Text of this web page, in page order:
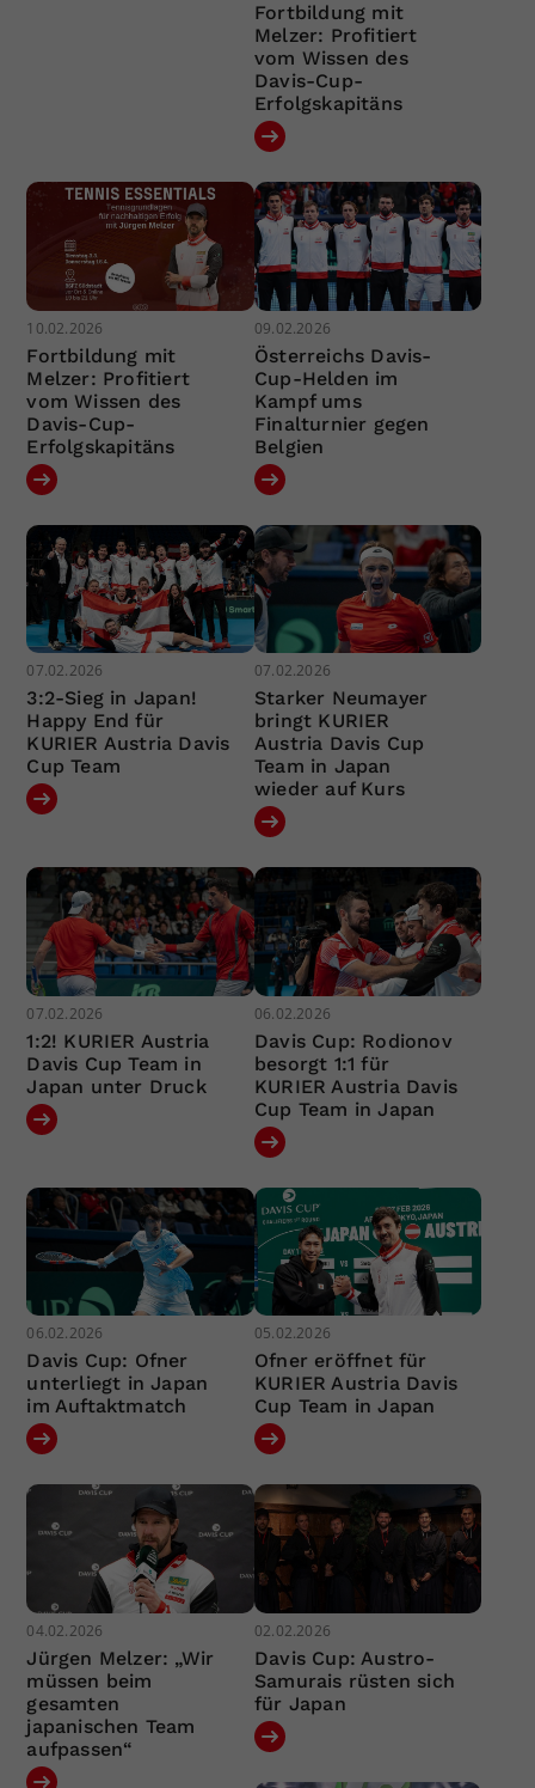
Fortbildung mit
Melzer: Profitiert
vom Wissen des
Davis-Cup-
Erfolgskapitäns
10.02.2026
Fortbildung mit
Melzer: Profitiert
vom Wissen des
Davis-Cup-
Erfolgskapitäns
09.02.2026
Österreichs Davis-
Cup-Helden im
Kampf ums
Finalturnier gegen
Belgien
07.02.2026
3:2-Sieg in Japan!
Happy End für
KURIER Austria Davis
Cup Team
07.02.2026
Starker Neumayer
bringt KURIER
Austria Davis Cup
Team in Japan
wieder auf Kurs
07.02.2026
1:2! KURIER Austria
Davis Cup Team in
Japan unter Druck
06.02.2026
Davis Cup: Rodionov
besorgt 1:1 für
KURIER Austria Davis
Cup Team in Japan
06.02.2026
Davis Cup: Ofner
unterliegt in Japan
im Auftaktmatch
05.02.2026
Ofner eröffnet für
KURIER Austria Davis
Cup Team in Japan
04.02.2026
Jürgen Melzer: „Wir
müssen beim
gesamten
japanischen Team
aufpassen“
02.02.2026
Davis Cup: Austro-
Samurais rüsten sich
für Japan